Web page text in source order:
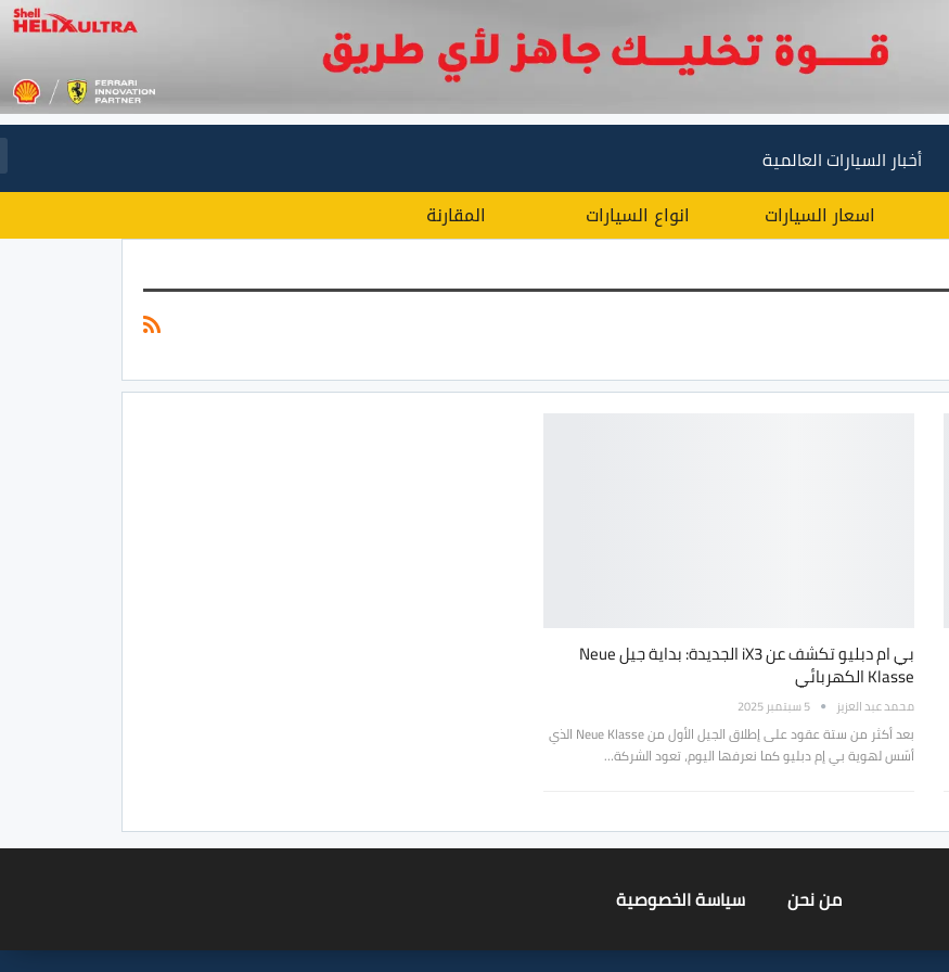
أخبار السيارات العالمية
اسعار السيارات انواع السيارات المقارنة
بي ام دبليو تكشف عن iX3 الجديدة: بداية جيل Neue
Klasse الكهربائي
محمد عبد العزيز 5 سبتمبر 2025
بعد أكثر من ستة عقود على إطلاق الجيل الأول من Neue Klasse الذي
أسّس لهوية بي إم دبليو كما نعرفها اليوم، تعود الشركة…
من نحن سياسة الخصوصية